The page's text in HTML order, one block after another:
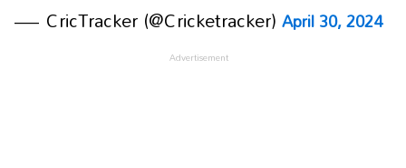
— CricTracker (@Cricketracker)April 30, 2024